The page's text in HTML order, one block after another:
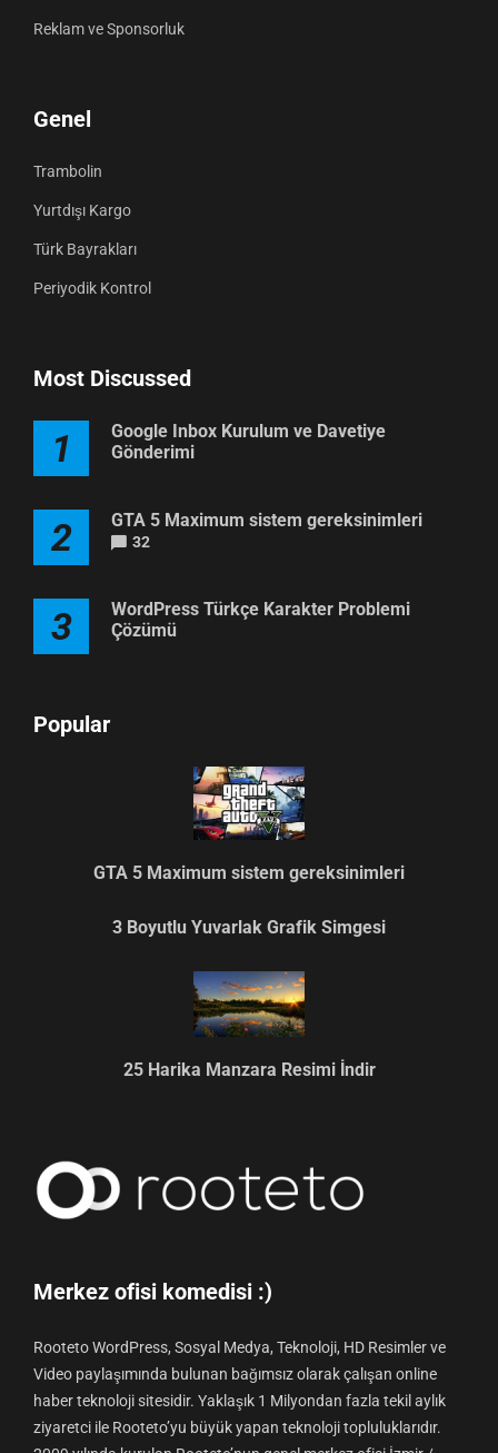
Reklam ve Sponsorluk
Genel
Trambolin
Yurtdışı Kargo
Türk Bayrakları
Periyodik Kontrol
Most Discussed
1
Google Inbox Kurulum ve Davetiye
Gönderimi
2 GTA 5 Maximum sistem gereksinimleri
32
3
WordPress Türkçe Karakter Problemi
Çözümü
Popular
GTA 5 Maximum sistem gereksinimleri
3 Boyutlu Yuvarlak Grafik Simgesi
25 Harika Manzara Resimi İndir
Merkez ofisi komedisi :)
Rooteto WordPress, Sosyal Medya, Teknoloji, HD Resimler ve
Video paylaşımında bulunan bağımsız olarak çalışan online
haber teknoloji sitesidir. Yaklaşık 1 Milyondan fazla tekil aylık
ziyaretci ile Rooteto’yu büyük yapan teknoloji topluluklarıdır.